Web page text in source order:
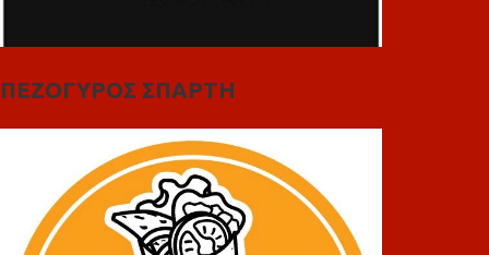
ΠΕΖΟΓΥΡΟΣ ΣΠΑΡΤΗ